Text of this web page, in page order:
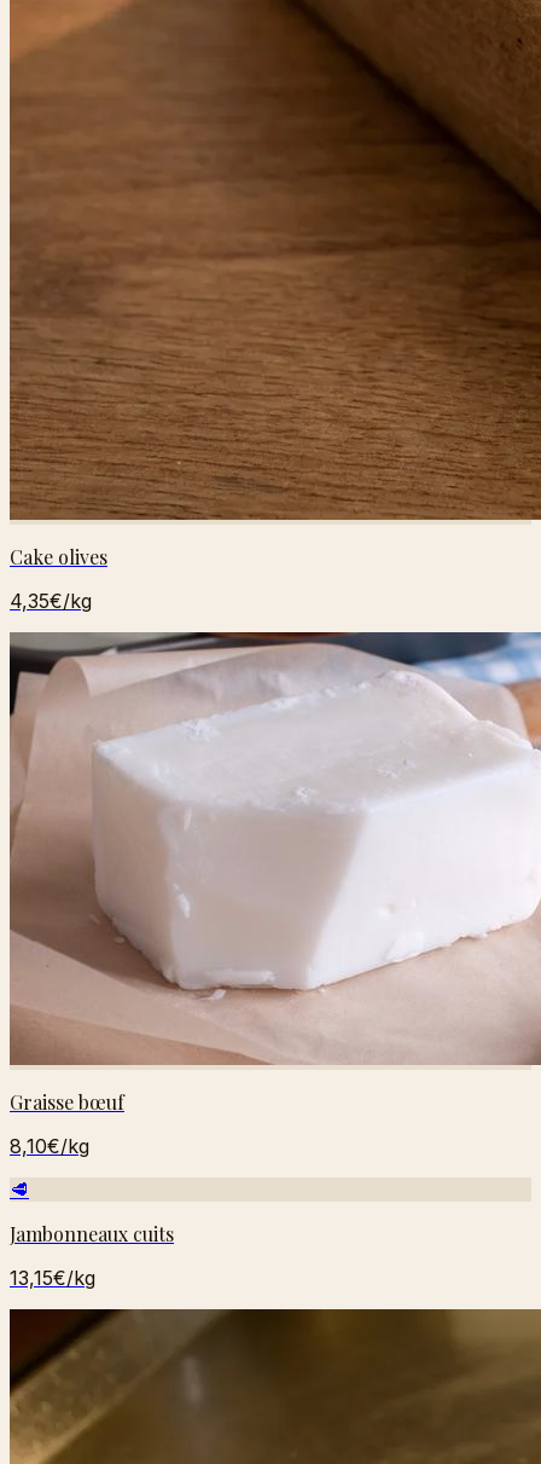
Cake olives
4,35€/kg
Graisse bœuf
8,10€/kg
🥩
Jambonneaux cuits
13,15€/kg